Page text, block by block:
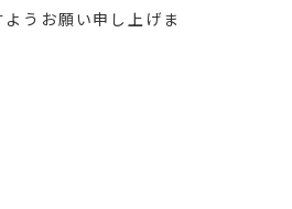
うお願い申し上げま